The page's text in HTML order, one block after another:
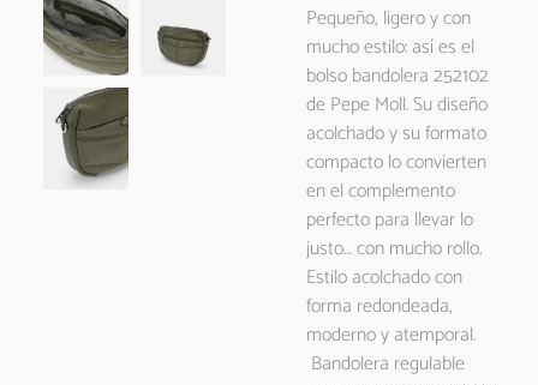
Pequeño, ligero y con
mucho estilo: así es el
bolso bandolera 252102
de Pepe Moll. Su diseño
acolchado y su formato
compacto lo convierten
en el complemento
perfecto para llevar lo
justo… con mucho rollo.
Estilo acolchado con
forma redondeada,
moderno y atemporal.
Bandolera regulable